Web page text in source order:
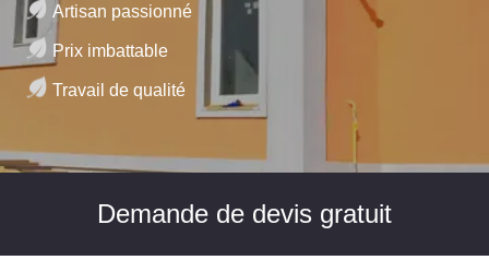
Artisan passionné
Prix imbattable
Travail de qualité
Demande de devis gratuit